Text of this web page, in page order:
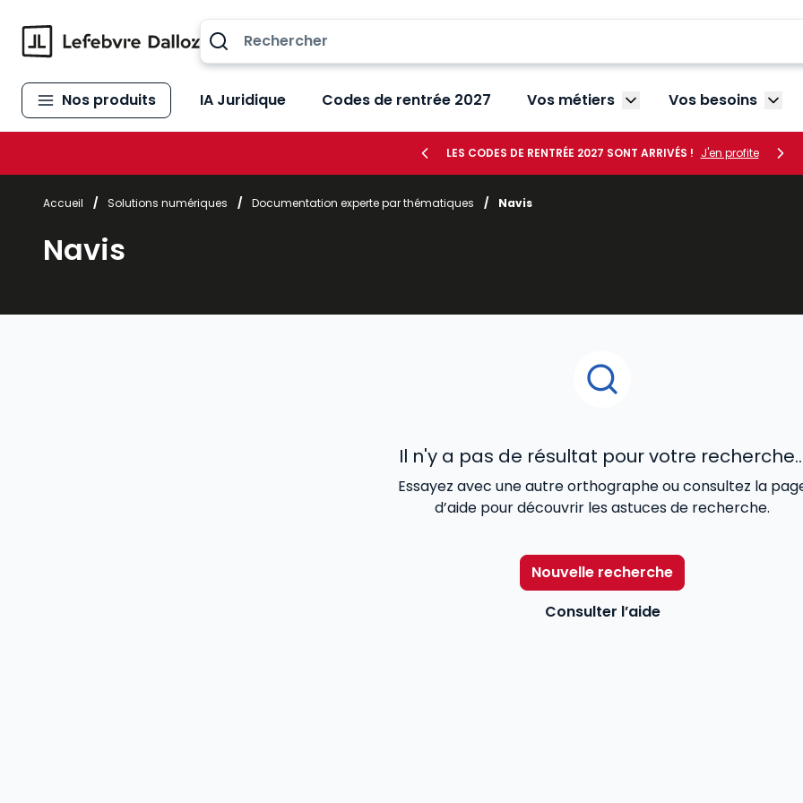
Nos produits IA Juridique Codes de rentrée 2027 Vos métiers Afficher le sous-menu
Vos besoins
LES CODES DE RENTRÉE 2027 SONT ARRIVÉS ! J'en profite
Accueil / Solutions numériques / Documentation experte par thématiques / Navis
Navis
Il n'y a pas de résultat pour votre
Essayez avec une autre orthographe ou consultez la
d’aide pour découvrir les astuces de recherche.
Nouvelle recherche
Consulter l’aide